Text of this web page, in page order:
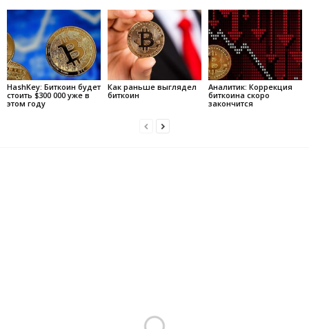
HashKey: Биткоин будет
стоить $300 000 уже в
этом году
Как раньше выглядел
биткоин
Аналитик: Коррекция
биткоина скоро
закончится